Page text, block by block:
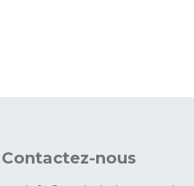
Contactez-nous